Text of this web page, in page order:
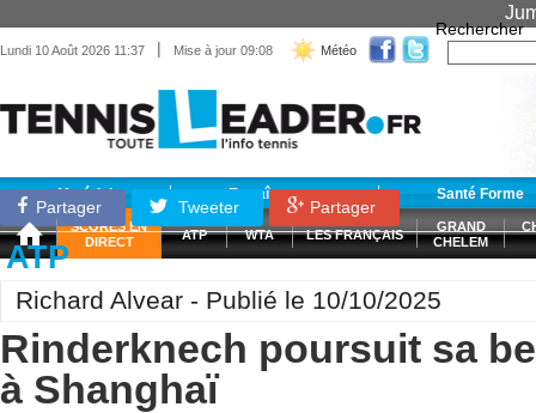
Lundi 10 Août 2026 11:37 | Mise à jour 09:08 Météo
Rechercher
Matériel Entraînement Santé Forme
SCORES EN
DIRECT
ATP WTA LES FRANÇAIS
GRAND
CHELEM
Partager Tweeter Partager
ATP
Richard Alvear - Publié le 10/10/2025
Rinderknech poursuit sa
à Shanghaï